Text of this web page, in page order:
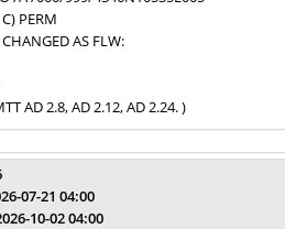
PERM
AS FLW:
AD 2.8, AD 2.12, AD 2.24. )
07-21 04:00
10-02 04:00